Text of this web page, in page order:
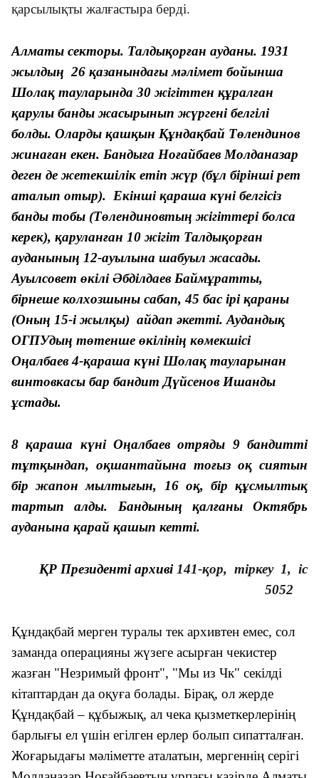
қарсылықты жалғастыра берді.
Алматы секторы. Талдықорған ауданы. 1931
жылдың 26 қазанындағы мәлімет бойынша
Шолақ тауларында 30 жігіттен құралған
қарулы банды жасырынып жүргені белгілі
болды. Оларды қашқын Құндақбай Төлендинов
жинаған екен. Бандыға Ноғайбаев Молданазар
деген де жетекшілік етіп жүр (бұл бірінші рет
аталып отыр). Екінші қараша күні белгісіз
банды тобы (Төлендиновтың жігіттері болса
керек), қаруланған 10 жігіт Талдықорған
ауданының 12-ауылына шабуыл жасады.
Ауылсовет өкілі Әбділдаев Баймұратты,
бірнеше колхозшыны сабап, 45 бас ірі қараны
(Оның 15-і жылқы) айдап әкетті. Аудандық
ОГПУдың төтенше өкілінің көмекшісі
Оңалбаев 4-қараша күні Шолақ тауларынан
винтовкасы бар бандит Дүйсенов Ишанды
ұстады.
8 қараша күні Оңалбаев отряды 9 бандитті
тұтқындап, оқшантайына тоғыз оқ сиятын
бір жапон мылтығын, 16 оқ, бір құсмылтық
тартып алды. Бандының қалғаны Октябрь
ауданына қарай қашып кетті.
ҚР Президенті архиві 141-қор, тіркеу 1, іс
5052
Құндақбай мерген туралы тек архивтен емес, сол
заманда операцияны жүзеге асырған чекистер
жазған "Незримый фронт", "Мы из Чк" секілді
кітаптардан да оқуға болады. Бірақ, ол жерде
Құндақбай – құбыжық, ал чека қызметкерлерінің
барлығы ел үшін егілген ерлер болып сипатталған.
Жоғарыдағы мәліметте аталатын, мергеннің серігі